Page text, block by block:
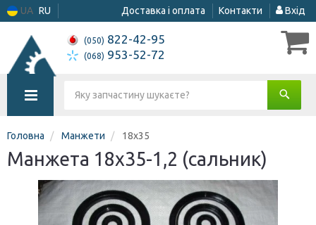
UA RU Доставка і оплата Контакти Вхід
(050) 822-42-95
(068) 953-52-72
Головна Манжети 18х35
Манжета 18х35-1,2 (сальник)